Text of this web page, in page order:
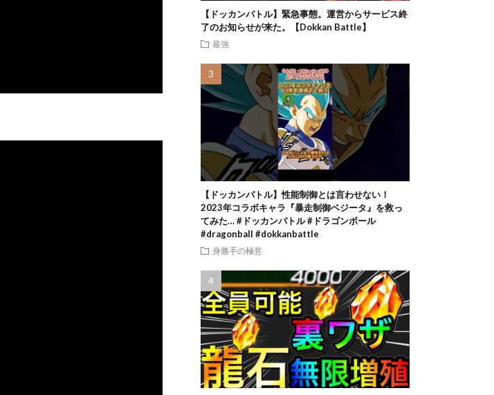
【ドッカンバトル】緊急事態。運営からサービス終
了のお知らせが来た。【Dokkan Battle】
最強
【ドッカンバトル】性能制御とは言わせない！
2023年コラボキャラ『暴走制御ベジータ』を救っ
てみた… #ドッカンバトル #ドラゴンボール
#dragonball #dokkanbattle
身勝手の極意